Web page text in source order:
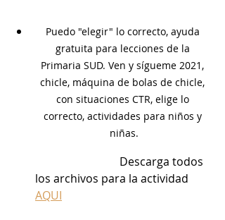
Puedo "elegir" lo correcto, ayuda
gratuita para lecciones de la
Primaria SUD. Ven y sígueme 2021,
chicle, máquina de bolas de chicle,
con situaciones CTR, elige lo
correcto, actividades para niños y
niñas.
los archivos para la actividad
AQUI